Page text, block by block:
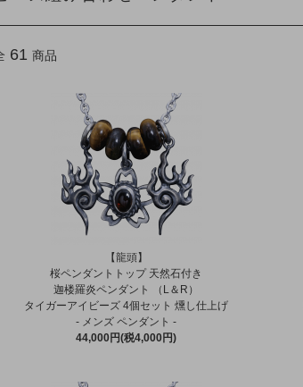
61 商品
【龍頭】
桜ペンダントトップ 天然石付き
迦楼羅炎ペンダント （L＆R）
タイガーアイビーズ 4個セット 燻し仕上げ
- メンズ ペンダント -
44,000円(税4,000円)